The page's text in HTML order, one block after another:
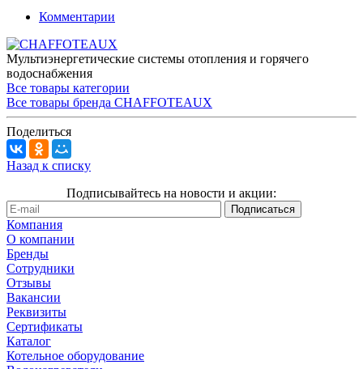
Комментарии
Мультиэнергетические системы отопления и горячего
водоснабжения
Все товары категории
Все товары бренда CHAFFOTEAUX
Поделиться
Назад к списку
Подписывайтесь на новости и акции:
Компания
О компании
Бренды
Сотрудники
Отзывы
Вакансии
Реквизиты
Сертификаты
Каталог
Котельное оборудование